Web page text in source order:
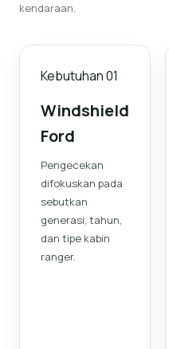
kendaraan.
Kebutuhan01
Windshield
Ford
Pengecekan
difokuskan pada
sebutkan
generasi, tahun,
dan tipe kabin
ranger.